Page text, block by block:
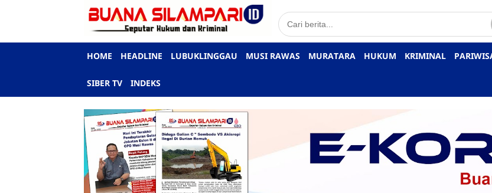
HOME HEADLINE LUBUKLINGGAU MUSI RAWAS MURATARA HUKUM KRIMINAL
SIBER TV INDEKS